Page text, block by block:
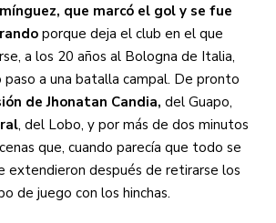
que marcó el gol y se fue
porque deja el club en el que
a los 20 años al Bologna de Italia,
a una batalla campal. De pronto
de Jhonatan Candia, del Guapo,
, del Lobo, y por más de dos minutos
que, cuando parecía que todo se
extendieron después de retirarse los
de juego con los hinchas.